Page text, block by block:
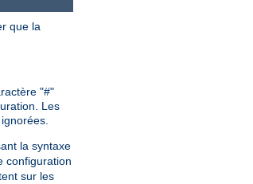
que la
"#"
Les
la syntaxe
configuration
sur les